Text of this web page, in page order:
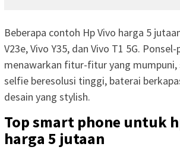
Beberapa contoh Hp Vivo harga 5
V23e, Vivo Y35, dan Vivo T1 5G.
menawarkan fitur-fitur yang mumpuni,
selfie beresolusi tinggi, baterai
desain yang stylish.
Top smart phone untuk
harga 5 jutaan